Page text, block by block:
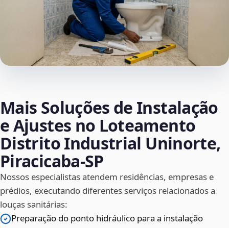
Mais Soluções de Instalação
e Ajustes no Loteamento
Distrito Industrial Uninorte,
Piracicaba‑SP
Nossos especialistas atendem residências, empresas e
prédios, executando diferentes serviços relacionados a
louças sanitárias:
Preparação do ponto hidráulico para a instalação